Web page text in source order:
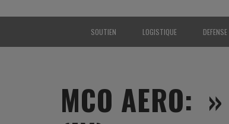
SOUTIEN
AIR
LOGISTIQUE
AIR
DEFENSE
AIR
MCO AERO: